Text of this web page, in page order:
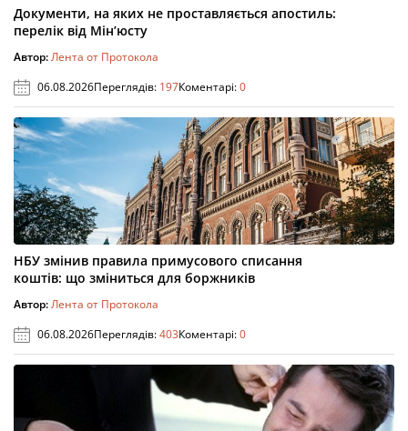
Документи, на яких не проставляється апостиль:
перелік від Мін’юсту
Автор:Лента от Протокола
06.08.2026Переглядів: 197Коментарі:0
НБУ змінив правила примусового списання
коштів: що зміниться для боржників
Автор:Лента от Протокола
06.08.2026Переглядів:403Коментарі:0